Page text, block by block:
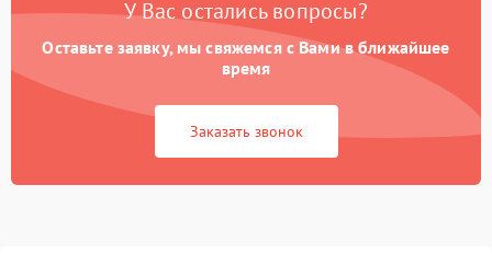
У Вас остались вопросы?
Оставьте заявку, мы свяжемся с Вами в ближайшее
время
Заказать звонок